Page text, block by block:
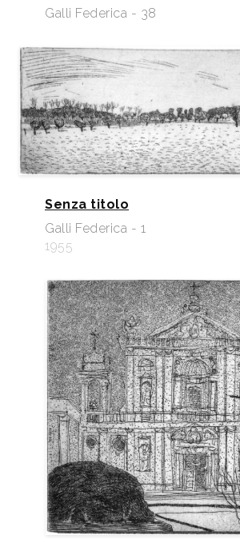
Galli Federica - 38
Senza titolo
Galli Federica - 1
1955